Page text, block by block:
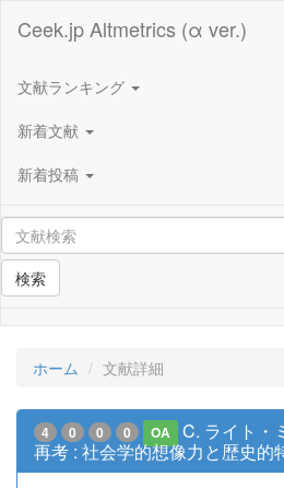
Ceek.jp Altmetrics (α ver.)
文献ランキング
新着文献
新着投稿
検索
ホーム 文献詳細
4 0 0 0 OA
C. ライト・
再考 : 社会学的想像力と歴史的